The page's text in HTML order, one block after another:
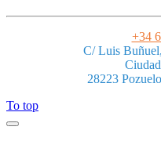
+34
C/ Luis
28223
To top